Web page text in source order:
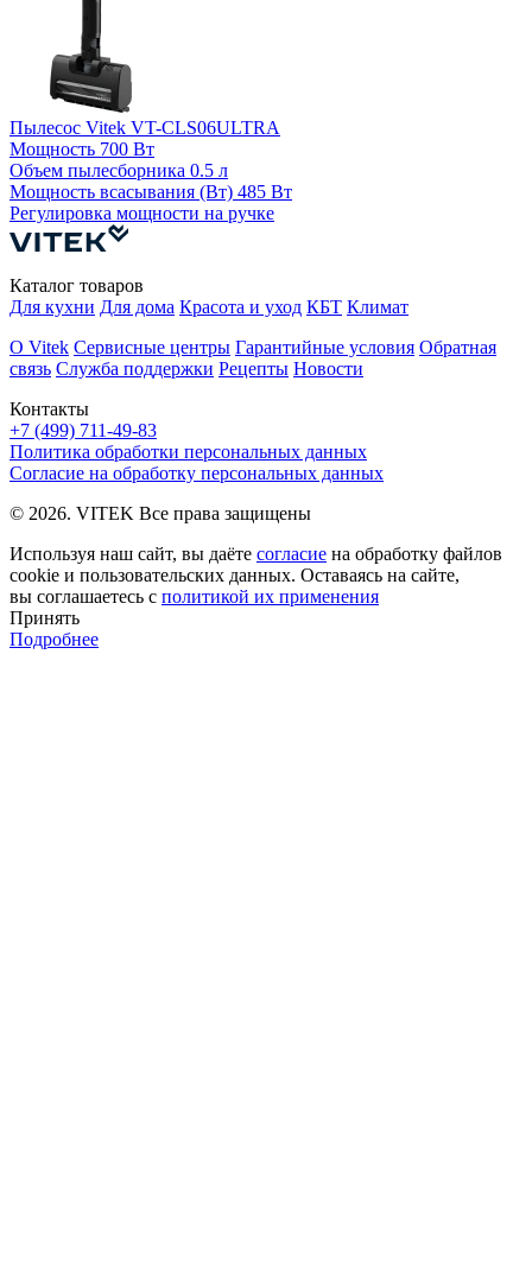
Пылесос Vitek VT-CLS06ULTRA
Мощность 700 Вт
Объем пылесборника 0.5 л
Мощность всасывания (Вт) 485 Вт
Регулировка мощности на ручке
Контакты
+7 (499) 711-49-83
Каталог товаров
Для кухни Для дома Красота и уход КБТ Климат
О Vitek Сервисные центры Гарантийные условия Обратная
связь Служба поддержки Рецепты Новости
Политика обработки персональных данных
Согласие на обработку персональных данных
© 2026. VITEK Все права защищены
Используя наш сайт, вы даёте согласие на обработку файлов
cookie и пользовательских данных. Оставаясь на сайте,
вы соглашаетесь с политикой их применения
Принять
Подробнее